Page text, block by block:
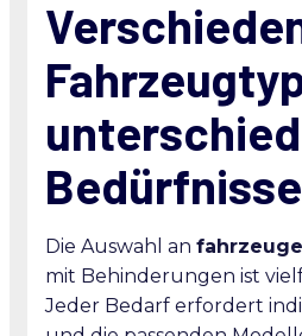
Bedürfnisse
Die Auswahl an
mit Behinderungen ist
Jeder Bedarf erfordert